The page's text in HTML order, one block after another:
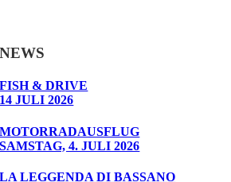
NEWS
FISH & DRIVE
14 JULI 2026
MOTORRADAUSFLUG
SAMSTAG, 4. JULI 2026
LA LEGGENDA DI BASSANO